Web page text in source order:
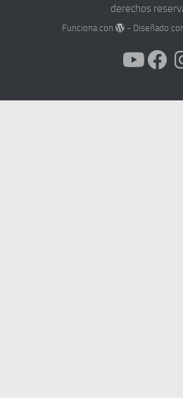
derechos
Funciona con - Diseñado